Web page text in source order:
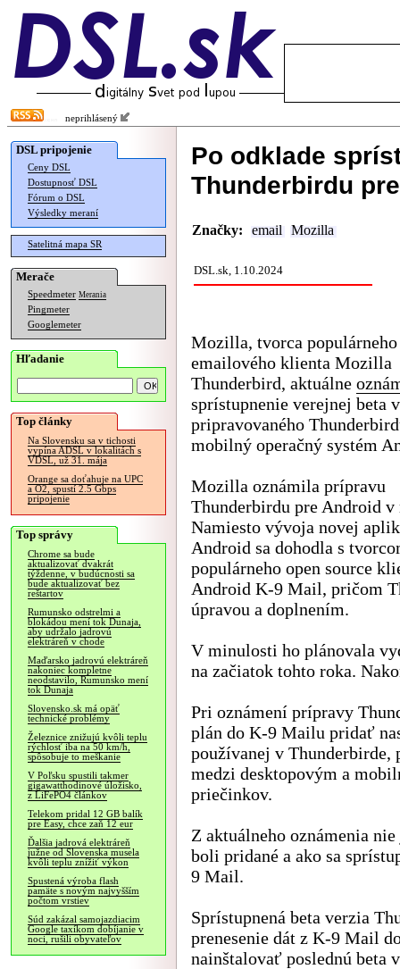
neprihlásený
DSL pripojenie
Ceny DSL
Dostupnosť DSL
Fórum o DSL
Výsledky meraní
Satelitná mapa SR
Merače
Speedmeter Merania
Pingmeter
Googlemeter
Hľadanie
Top články
Na Slovensku sa v tichosti
vypína ADSL v lokalitách s
VDSL, už 31. mája
Orange sa doťahuje na UPC
a O2, spustí 2.5 Gbps
pripojenie
Top správy
Chrome sa bude
aktualizovať dvakrát
týždenne, v budúcnosti sa
bude aktualizovať bez
reštartov
Rumunsko odstrelmi a
blokádou mení tok Dunaja,
aby udržalo jadrovú
elektráreň v chode
Maďarsko jadrovú elektráreň
nakoniec kompletne
neodstavilo, Rumunsko mení
tok Dunaja
Slovensko.sk má opäť
technické problémy
Železnice znižujú kvôli teplu
rýchlosť iba na 50 km/h,
spôsobuje to meškanie
V Poľsku spustili takmer
gigawatthodinové úložisko,
z LiFePO4 článkov
Telekom pridal 12 GB balík
pre Easy, chce zaň 12 eur
Ďalšia jadrová elektráreň
južne od Slovenska musela
kvôli teplu znížiť výkon
Spustená výroba flash
pamäte s novým najvyšším
počtom vrstiev
Súd zakázal samojazdiacim
Google taxíkom dobíjanie v
noci, rušili obyvateľov
Po odklade
Thunderbirdu
Značky: email Mozilla
DSL.sk, 1.10.2024
Mozilla, tvorca populárneho
emailového klienta Mozilla
Thunderbird, aktuálne
sprístupnenie verejnej beta
pripravovaného
mobilný operačný systém
Mozilla oznámila prípravu
Thunderbirdu pre Android v
Namiesto vývoja novej
Android sa dohodla s
populárneho open source
Android K-9 Mail, pričom
úpravou a doplnením.
V minulosti ho plánovala
na začiatok tohto roka.
Pri oznámení prípravy
plán do K-9 Mailu pridať
používanej v Thunderbirde,
medzi desktopovým a
priečinkov.
Z aktuálneho oznámenia
boli pridané a ako sa
9 Mail.
Sprístupnená beta verzia
prenesenie dát z K-9 Mail
nainštalovať poslednú beta